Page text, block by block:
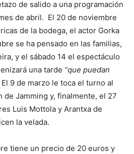
de salido a una programación
de abril. El 20 de noviembre
de la bodega, el actor Gorka
se ha pensado en las familias,
y el sábado 14 el espectáculo
una tarde “que puedan
El 9 de marzo le toca el turno al
Jamming y, finalmente, el 27
Luis Mottola y Arantxa de
la velada.
tiene un precio de 20 euros y